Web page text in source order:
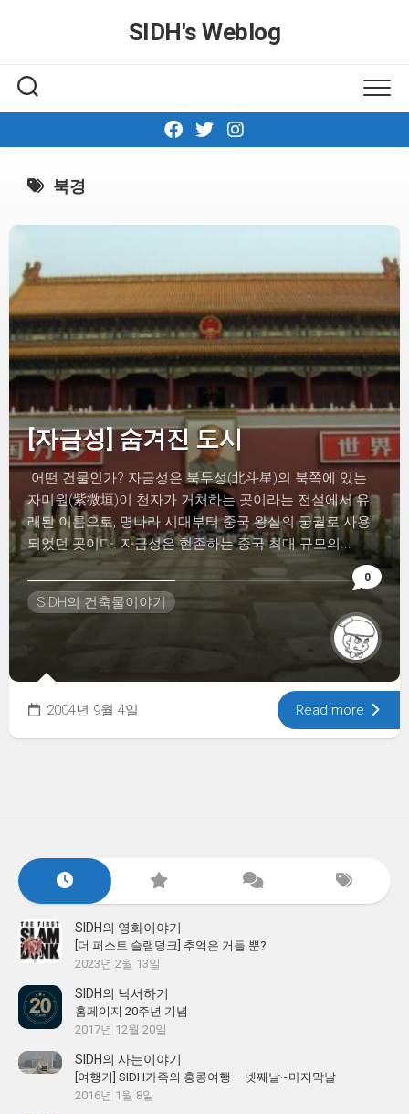
SIDH′s Weblog
북경
0
[자금성] 숨겨진 도시
어떤 건물인가? 자금성은 북두성(北斗星)의 북쪽에 있는
자미원(紫微垣)이 천자가 거처하는 곳이라는 전설에서 유
래된 이름으로, 명나라 시대부터 중국 왕실의 궁궐로 사용
되었던 곳이다. 자금성은 현존하는 중국 최대 규모의...
SIDH의 건축물이야기
2004년 9월 4일 Read more
SIDH의 영화이야기
[더 퍼스트 슬램덩크] 추억은 거들 뿐?
2023년 2월 13일
SIDH의 낙서하기
홈페이지 20주년 기념
2017년 12월 20일
SIDH의 사는이야기
[여행기] SIDH가족의 홍콩여행 – 넷째날~마지막날
2016년 1월 8일